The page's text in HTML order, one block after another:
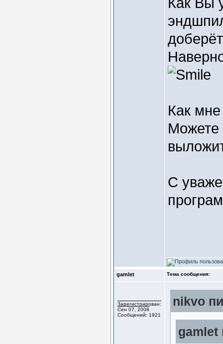
Как
Можете
С
gamlet Тема сообщения:
Зарегистрирован:
Сен 07, 2008
Сообщений: 1921
nikvo
gamlet